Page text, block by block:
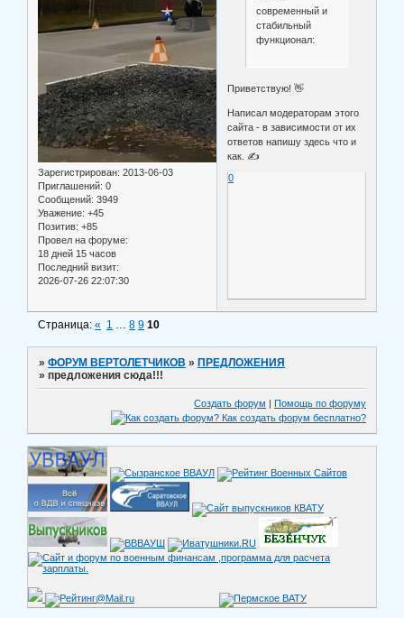
Зарегистрирован: 2013-06-03
Приглашений: 0
Сообщений: 3949
Уважение: +45
Позитив: +85
Провел на форуме:
18 дней 15 часов
Последний визит:
2026-07-26 22:07:30
современный и
стабильный
функционал:
Приветствую! 👋
Написал модераторам этого
сайта - в зависимости от их
ответов напишу здесь что и
как. ✍️
0
Страница:« 1 … 8 9 10
»ФОРУМ ВЕРТОЛЕТЧИКОВ »ПРЕДЛОЖЕНИЯ
»предложения сюда!!!
Создать форум | Помощь по форуму